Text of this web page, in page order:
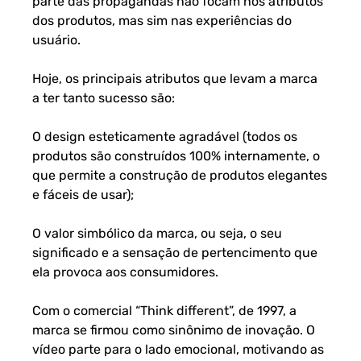
dos produtos, mas sim nas experiências do
usuário.
Hoje, os principais atributos que levam a marca
a ter tanto sucesso são:
O design esteticamente agradável (todos os
produtos são construídos 100% internamente, o
que permite a construção de produtos elegantes
e fáceis de usar);
O valor simbólico da marca, ou seja, o seu
significado e a sensação de pertencimento que
ela provoca aos consumidores.
Com o comercial “Think different”, de 1997, a
marca se firmou como sinônimo de inovação. O
vídeo parte para o lado emocional, motivando as